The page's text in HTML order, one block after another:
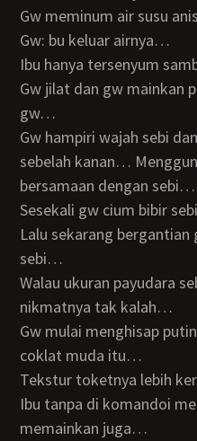
Gw meminum air susu
Gw: bu keluar airnya…
Ibu hanya tersenyum
Gw jilat dan gw mainkan putingnya dengan lidah
gw…
Gw hampiri wajah sebi dan memainkan puting yang
sebelah kanan…
bersamaan dengan sebi…
Sesekali gw cium bibir
Lalu sekarang bergantian gw dan ibu yang “netek” ke
sebi…
Walau ukuran payudara sebi tak sebesar ibu tapi
nikmatnya tak kalah…
Gw mulai menghisap puting sebi yang berwarna
coklat muda itu…
Tekstur toketnya lebih
Ibu tanpa di komandoi menyerbu toket sebi… Dan
memainkan juga…